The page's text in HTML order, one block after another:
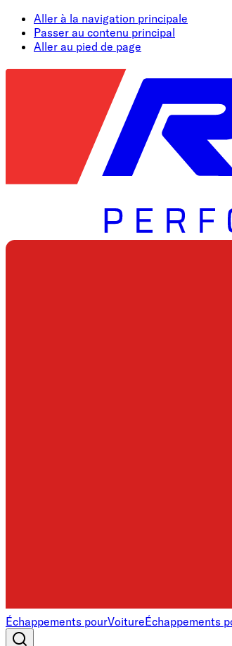
Aller à la navigation principale
Passer au contenu principal
Aller au pied de page
Échappements pourVoitureÉchappements